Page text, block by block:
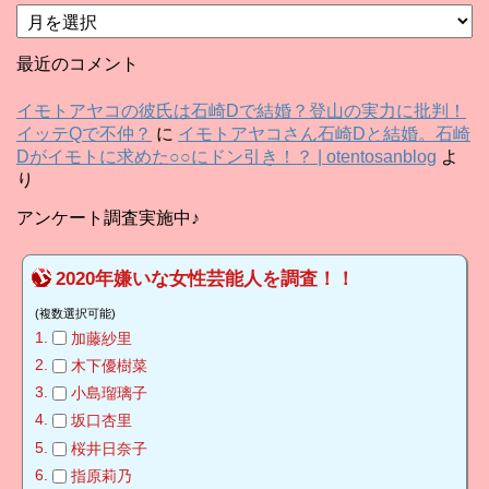
ア
ー
カ
ブ
最近のコメント
イモトアヤコの彼氏は石崎Dで結婚？登山の実力に批判！
イッテQで不仲？ に イモトアヤコさん石崎Dと結婚。石崎
Dがイモトに求めた○○にドン引き！？ | otentosanblog よ
り
アンケート調査実施中♪
2020年嫌いな女性芸能人を調査！！
(複数選択可能)
加藤紗里
木下優樹菜
小島瑠璃子
坂口杏里
桜井日奈子
指原莉乃